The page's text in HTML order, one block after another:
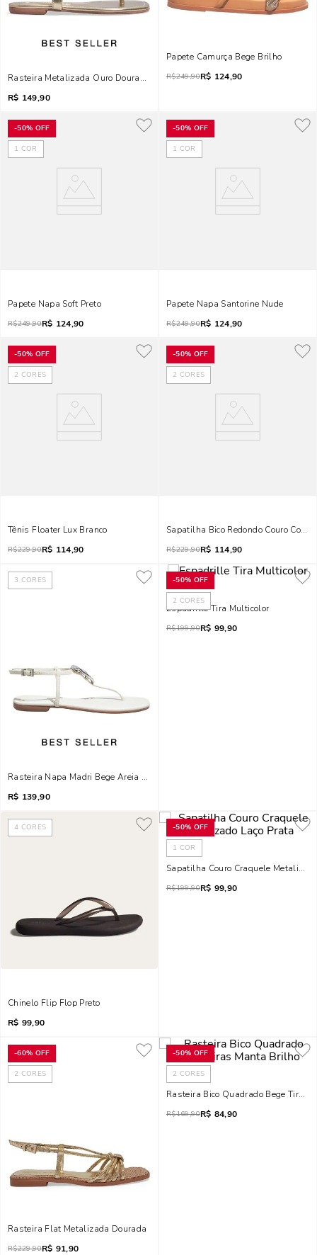
Rasteira Metalizada Ouro Dourada Bico Quadrado
R$ 149,90
Papete Camurça Bege Brilho
R$249,90R$ 124,90
-50% OFF
1 COR
Papete Napa Soft Preto
R$249,90R$ 124,90
-50% OFF
1 COR
Papete Napa Santorine Nude
R$249,90R$ 124,90
-50% OFF
2 CORES
Tênis Floater Lux Branco
R$229,90R$ 114,90
-50% OFF
2 CORES
Sapatilha Bico Redondo Couro
R$229,90R$ 114,90
3 CORES
Rasteira Napa Madri Bege Areia Metal Orgânico
R$ 139,90
-50% OFF
2 CORES
Espadrille Tira Multicolor
R$199,90R$ 99,90
4 CORES
Chinelo Flip Flop Preto
R$ 99,90
-50% OFF
1 COR
Sapatilha Couro Craquele
R$199,90R$ 99,90
-60% OFF
2 CORES
Rasteira Flat Metalizada Dourada
R$229,90R$ 91,90
-50% OFF
2 CORES
Rasteira Bico Quadrado Bege Tiras
R$169,90R$ 84,90